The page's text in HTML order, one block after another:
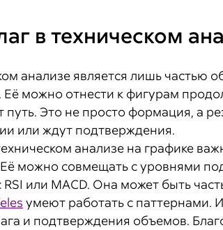
в техническом
анализе является лишь частью
можно отнести к фигурам
путь. Это не просто формация, а
или ждут подтверждения.
анализе на графике
можно совмещать с уровнями
RSI или MACD. Она может быть
умеют работать с паттернами.
и подтверждения объемов.